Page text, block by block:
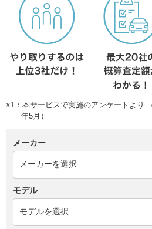
※1：本サービスで実施のアンケートより
年5月）
メーカー
モデル